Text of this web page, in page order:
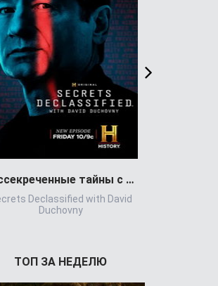
Рассекреченные тайны с Дэвидом Духовны
Declassified with David
Duchovny
ТОП ЗА НЕДЕЛЮ